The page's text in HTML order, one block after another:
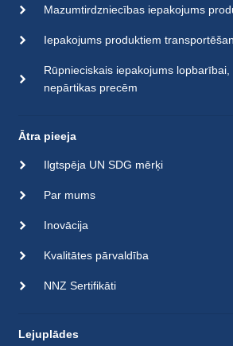
Mazumtirdzniecības iepakojums
Iepakojums produktiem
Rūpnieciskais iepakojums lopbarībai,
nepārtikas precēm
Ātra pieeja
Ilgtspēja UN SDG mērķi
Par mums
Inovācija
Kvalitātes pārvaldība
NNZ Sertifikāti
Lejuplādes